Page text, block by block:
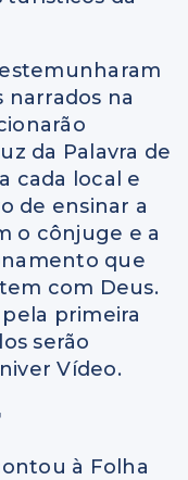
na
da Palavra de
cada local e
de ensinar a
o cônjuge e a
que
com Deus.
primeira
serão
Vídeo.
à Folha